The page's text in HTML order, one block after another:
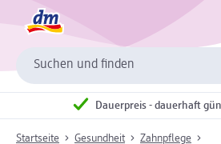
Suchen und finden
Dauerpreis - dauerhaft
Startseite Gesundheit
Zahnpflege